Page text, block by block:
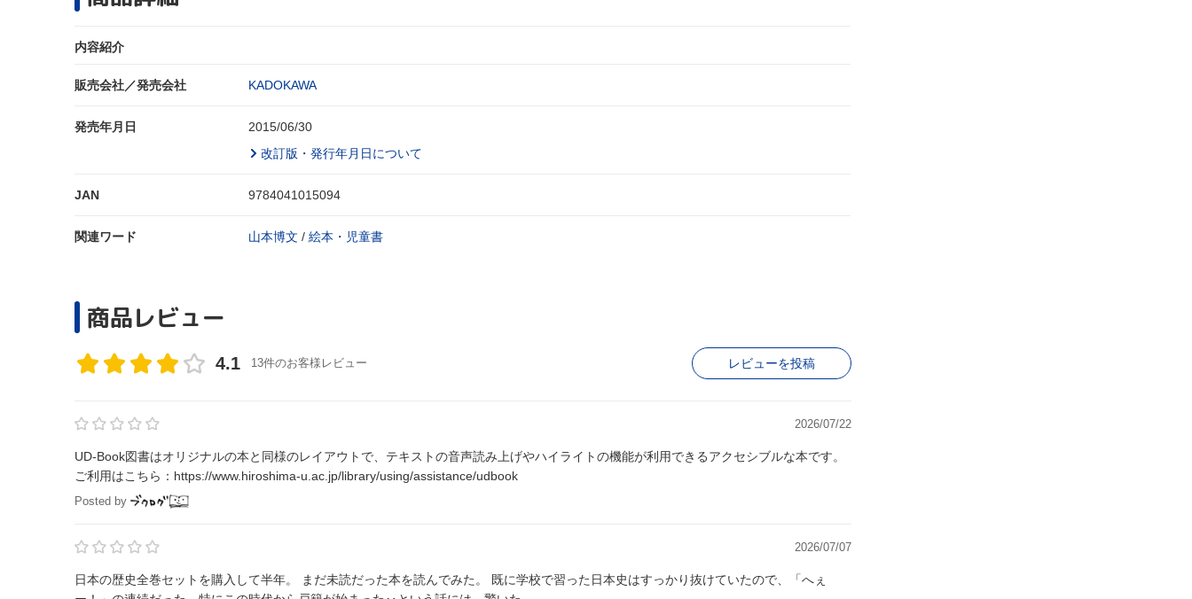
内容紹介
販売会社／発売会社 KADOKAWA
発売年月日
2015/06/30
改訂版・発行年月日について
JAN 9784041015094
関連ワード 山本博文 / 絵本・児童書
商品レビュー
4.1 13件のお客様レビュー レビューを投稿
2026/07/22
UD-Book図書はオリジナルの本と同様のレイアウトで、テキストの音声読み上げやハイライトの機能が利用できるアクセシブルな本です。
ご利用はこちら：https://www.hiroshima-u.ac.jp/library/using/assistance/udbook
Posted by
2026/07/07
日本の歴史全巻セットを購入して半年。 まだ未読だった本を読んでみた。 既に学校で習った日本史はすっかり抜けていたので、「へぇ